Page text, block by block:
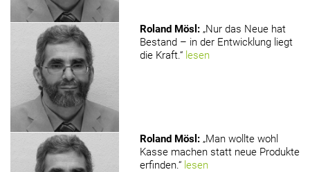
Roland Mösl : „Nur das Neue hat
Bestand – in der Entwicklung liegt
die Kraft.“ lesen
Roland Mösl : „Man wollte wohl
Kasse machen statt neue Produkte
erfinden.“ lesen